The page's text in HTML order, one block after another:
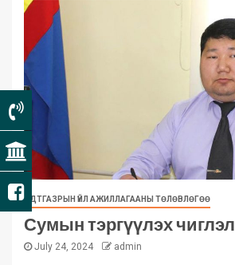
ЗДТГАЗРЫН ҮЙЛ АЖИЛЛАГААНЫ ТӨЛӨВЛӨГӨӨ
Сумын тэргүүлэх чиглэл
July 24, 2024 admin